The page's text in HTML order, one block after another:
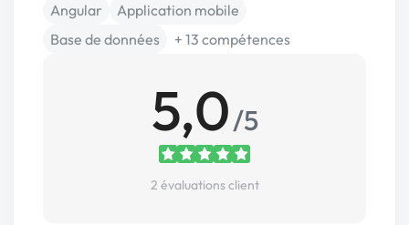
Angular
Application mobile
Base de données
+ 13 compétences
5,0/5
2 évaluations client